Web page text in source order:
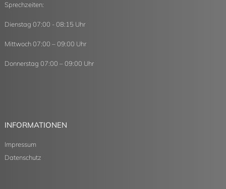
Sprechzeiten:
Dienstag 07:00 - 08:15 Uhr
Mittwoch 07:00 – 09:00 Uhr
Donnerstag 07:00 – 09:00 Uhr
INFORMATIONEN
Impressum
Datenschutz